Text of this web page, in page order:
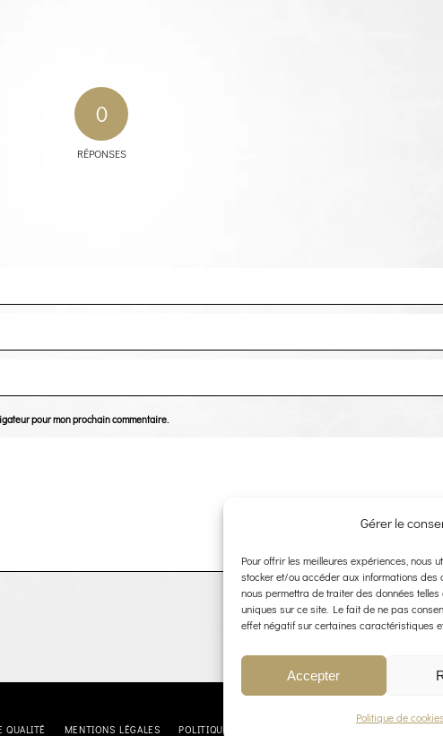
Gérer le
Pour offrir les meilleures expériences, nous
stocker et/ou accéder aux informations
nous permettra de traiter des données
uniques sur ce site. Le fait de ne pas
effet négatif sur certaines caractéristiques
Accepter
Politique de cookies
0
RÉPONSES
pour mon prochain commentaire.
QUALITÉ
MENTIONS LÉGALES POLITIQUE DE CONFIDENTIALITÉ